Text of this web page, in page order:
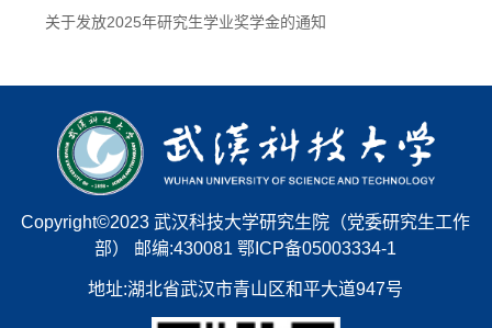
关于发放2025年研究生学业奖学金的通知
Copyright©2023 武汉科技大学研究生院（党委研究生工作
部） 邮编:430081 鄂ICP备05003334-1
地址:湖北省武汉市青山区和平大道947号